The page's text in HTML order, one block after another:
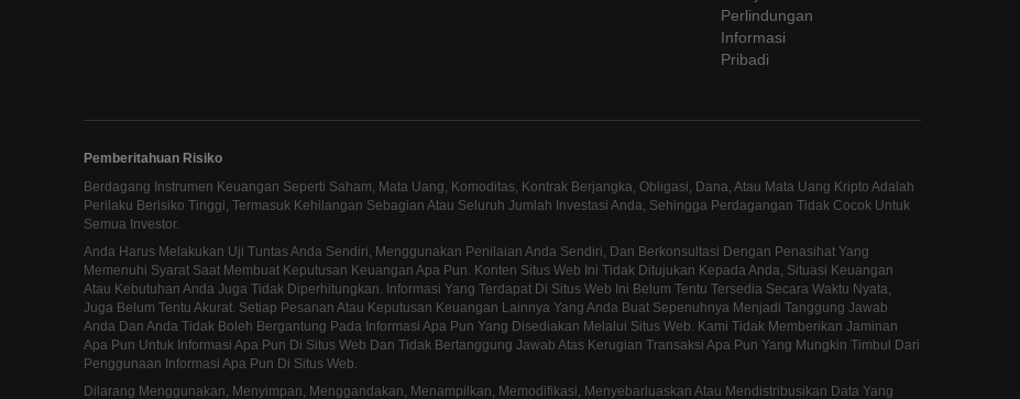
Perlindungan
Informasi
Pribadi
Pemberitahuan Risiko
Berdagang Instrumen Keuangan Seperti Saham, Mata Uang, Komoditas, Kontrak Berjangka, Obligasi, Dana, Atau Mata Uang Kripto Adalah
Perilaku Berisiko Tinggi, Termasuk Kehilangan Sebagian Atau Seluruh Jumlah Investasi Anda, Sehingga Perdagangan Tidak Cocok Untuk
Semua Investor.
Anda Harus Melakukan Uji Tuntas Anda Sendiri, Menggunakan Penilaian Anda Sendiri, Dan Berkonsultasi Dengan Penasihat Yang
Memenuhi Syarat Saat Membuat Keputusan Keuangan Apa Pun. Konten Situs Web Ini Tidak Ditujukan Kepada Anda, Situasi Keuangan
Atau Kebutuhan Anda Juga Tidak Diperhitungkan. Informasi Yang Terdapat Di Situs Web Ini Belum Tentu Tersedia Secara Waktu Nyata,
Juga Belum Tentu Akurat. Setiap Pesanan Atau Keputusan Keuangan Lainnya Yang Anda Buat Sepenuhnya Menjadi Tanggung Jawab
Anda Dan Anda Tidak Boleh Bergantung Pada Informasi Apa Pun Yang Disediakan Melalui Situs Web. Kami Tidak Memberikan Jaminan
Apa Pun Untuk Informasi Apa Pun Di Situs Web Dan Tidak Bertanggung Jawab Atas Kerugian Transaksi Apa Pun Yang Mungkin Timbul Dari
Penggunaan Informasi Apa Pun Di Situs Web.
Dilarang Menggunakan, Menyimpan, Menggandakan, Menampilkan, Memodifikasi, Menyebarluaskan Atau Mendistribusikan Data Yang